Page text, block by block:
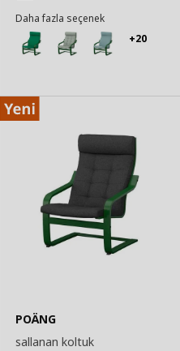
Daha fazla seçenek
+20
POÄNG
sallanan koltuk